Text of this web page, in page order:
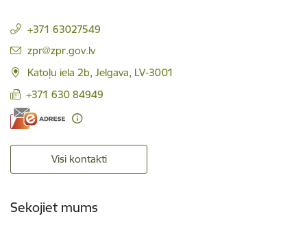
+371 63027549
E-pasts:
zpr@zpr.gov.lv
Katoļu iela 2b, Jelgava, LV-3001
+371 630 84949
Visi kontakti
Sekojiet mums